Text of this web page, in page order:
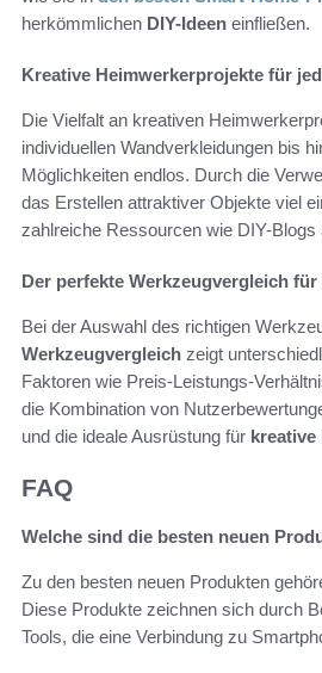
herkömmlichen DIY-Ideen einfließen.
Kreative Heimwerkerprojekte für
Die Vielfalt an kreativen
individuellen Wandverkleidungen bis
Möglichkeiten endlos. Durch die
das Erstellen attraktiver Objekte viel
zahlreiche Ressourcen wie DIY-
Der perfekte Werkzeugvergleich
Bei der Auswahl des richtigen
Werkzeugvergleich zeigt
Faktoren wie Preis-Leistungs-
die Kombination von
und die ideale Ausrüstung für kreative
FAQ
Welche sind die besten neuen
Zu den besten neuen Produkten
Diese Produkte zeichnen sich durch
Tools, die eine Verbindung zu